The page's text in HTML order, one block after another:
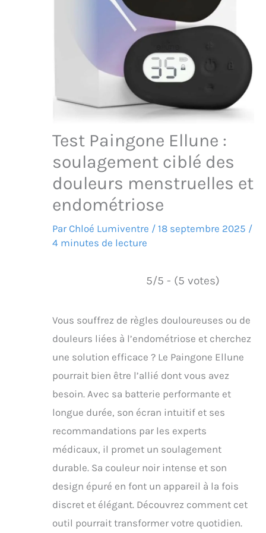
Test Paingone Ellune :
soulagement ciblé des
douleurs menstruelles et
endométriose
Par Chloé Lumiventre / 18 septembre 2025 /
4 minutes de lecture
5/5 - (5 votes)
Vous souffrez de règles douloureuses ou de
douleurs liées à l’endométriose et cherchez
une solution efficace ? Le Paingone Ellune
pourrait bien être l’allié dont vous avez
besoin. Avec sa batterie performante et
longue durée, son écran intuitif et ses
recommandations par les experts
médicaux, il promet un soulagement
durable. Sa couleur noir intense et son
design épuré en font un appareil à la fois
discret et élégant. Découvrez comment cet
outil pourrait transformer votre quotidien.